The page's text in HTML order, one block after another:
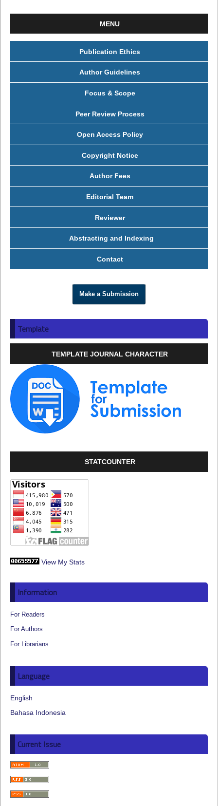
MENU
Publication Ethics
Author Guidelines
Focus & Scope
Peer Review Process
Open Access Policy
Copyright Notice
Author Fees
Editorial Team
Reviewer
Abstracting and Indexing
Contact
Make a Submission
Template
TEMPLATE JOURNAL CHARACTER
STATCOUNTER
View My Stats
Information
For Readers
For Authors
For Librarians
Language
English
Bahasa Indonesia
Current Issue